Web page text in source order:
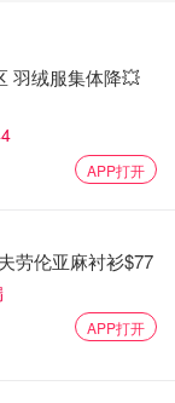
羽绒服集体降💥
APP打开
劳伦亚麻衬衫$77
APP打开